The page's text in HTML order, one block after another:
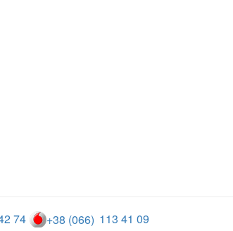
74 +38 (066) 113 41 09